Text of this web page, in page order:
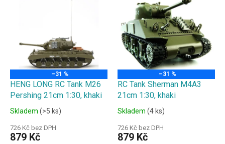
–31 %
HENG LONG RC Tank M26
Pershing 21cm 1:30, khaki
Skladem (>5 ks)
726 Kč bez DPH
879 Kč
–31 %
RC Tank Sherman M4A3
21cm 1:30, khaki
Skladem (4 ks)
726 Kč bez DPH
879 Kč